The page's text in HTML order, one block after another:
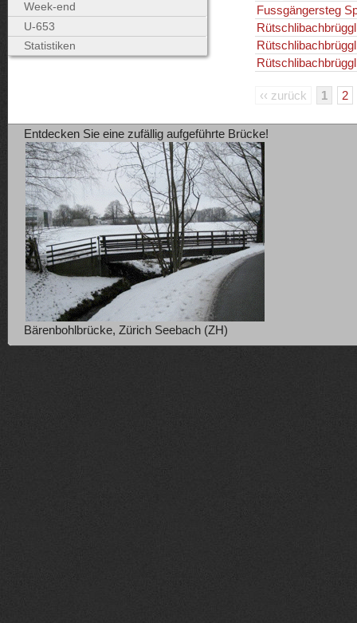
Fussgängersteg
‹‹ zurück 1 2
Week-end
U-653
Statistiken
Entdecken Sie eine zufällig aufgeführte Brücke!
Bärenbohlbrücke, Zürich Seebach (ZH)